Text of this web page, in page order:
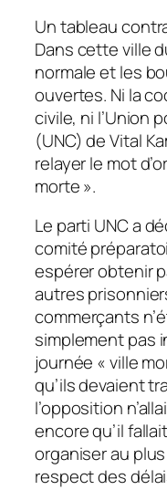
Un tableau
Dans cette ville
normale et les
ouvertes. Ni la
civile, ni l’Union
(UNC) de Vital
relayer le mot
morte ».
Le parti UNC a
comité
espérer obtenir
autres
commerçants
simplement pas
journée « ville
qu’ils devaient
l’opposition
encore qu’il
organiser au
respect des